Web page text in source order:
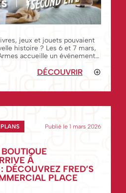
jeux et jouets pouvaient
? Les 6 et 7 mars,
accueille un événement
ce
DÉCOUVRIR
Publié le 1 mars 2026
À
DÉCOUVREZ FRED’S
PLACE